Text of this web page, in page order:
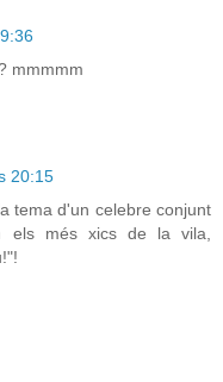
mmmmm
20:15
tema d'un celebre conjunt
els més xics de la vila,